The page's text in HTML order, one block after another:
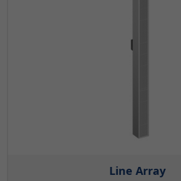
Line Array